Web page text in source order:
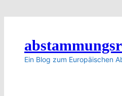
Ein Blog zum Europäischen